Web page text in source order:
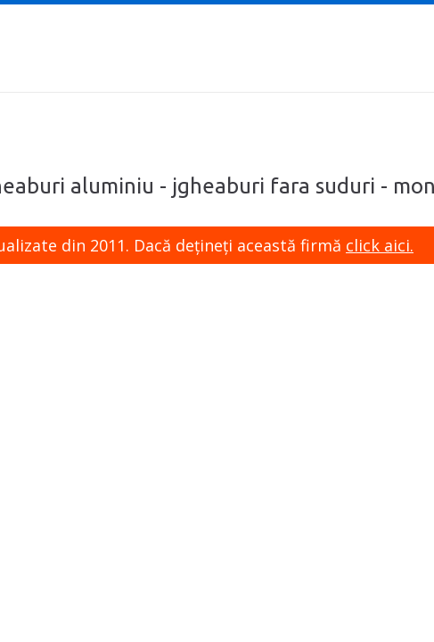
aluminiu - jgheaburi fara suduri -
din 2011. Dacă dețineți această firmă click aici.